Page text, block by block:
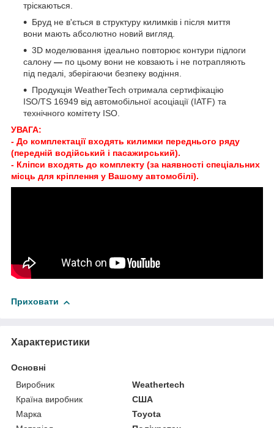
тріскаються.
Бруд не в'ється в структуру килимків і після миття
вони мають абсолютно новий вигляд.
3D моделювання ідеально повторює контури підлоги
салону — по цьому вони не ковзають і не потрапляють
під педалі, зберігаючи безпеку водіння.
Продукція WeatherTech отримала сертифікацію
ISO/TS 16949 від автомобільної асоціації (IATF) та
технічного комітету ISO.
УВАГА:
- До комплектації входять килимки переднього ряду
(передній водійський і пасажирський).
- Кліпси входять до комплекту (за наявності спеціальних
місць для кріплення у Вашому автомобілі).
Приховати
Характеристики
Основні
Виробник
Weathertech
Країна виробник
США
Марка
Toyota